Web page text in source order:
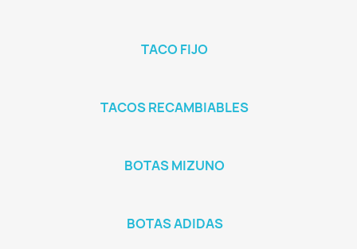
TACO FIJO
TACOS RECAMBIABLES
BOTAS MIZUNO
BOTAS ADIDAS